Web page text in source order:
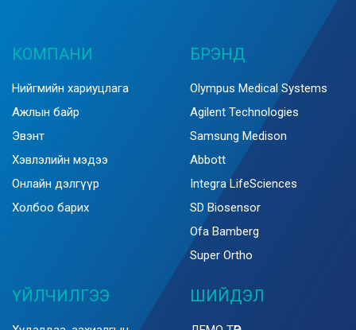
КОМПАНИ
Нийгмийн хариуцлага
Ажлын байр
Эвэнт
Хэвлэлийн мэдээ
Онлайн дэлгүүр
Холбоо барих
БРЭНД
Olympus Medical Systems
Agilent Technologies
Samsung Medison
Abbott
Integra LifeSciences
SD Biosensor
Ofa Bamberg
Super Ortho
ҮЙЛЧИЛГЭЭ ШИЙДЭЛ